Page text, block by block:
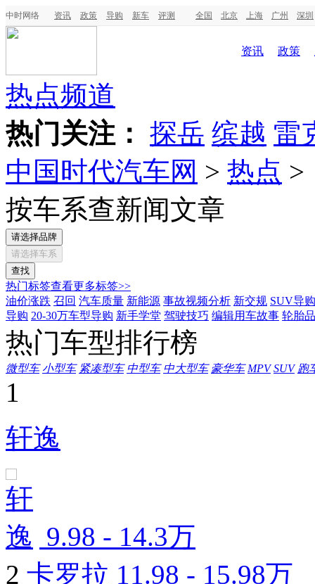
中时网络 资讯 政策 导购 新车 评测 全国 北京 上海 广州 深圳
资讯 政策
热点频道
热门关注： 探岳 缤越 雷
中国时代汽车网 > 热点 >
按车系查新闻文章
请选择品牌
请选择车系
热门标签查看更多标签>>
油价涨跌 召回 汽车质量 新能源 事故视频分析 新交规 SUV导购
导购 20-30万车型导购 新手学堂 驾驶技巧 编辑用车故事 轮胎
热门车型排行榜
微型车 小型车 紧凑型车 中型车 中大型车 豪华车 MPV SUV 跑
1
轩逸
9.98 - 14.3万
2 卡罗拉 11.98 - 15.98万